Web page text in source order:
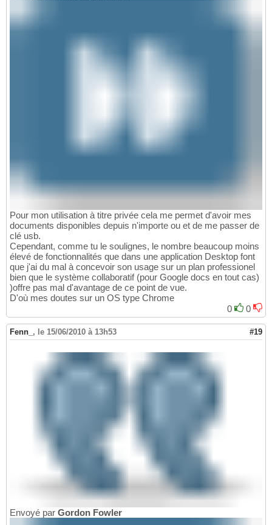
Pour mon utilisation à titre privée cela me permet d'avoir mes
documents disponibles depuis n'importe ou et de me passer de
clé usb.
Cependant, comme tu le soulignes, le nombre beaucoup moins
élevé de fonctionnalités que dans une application Desktop font
que j'ai du mal à concevoir son usage sur un plan professionel
bien que le système collaboratif (pour Google docs en tout cas)
)offre pas mal d'avantage de ce point de vue.
D'où mes doutes sur un OS type Chrome
0
0
Fenn_ , le 15/06/2010 à 13h53 #19
Envoyé par Gordon Fowler